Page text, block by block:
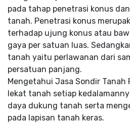
pada tahap penetrasi konus
tanah. Penetrasi konus
terhadap ujung konus atau
gaya per satuan luas.
tanah yaitu perlawanan dari
persatuan panjang.
Mengetahui Jasa Sondir Tanah
lekat tanah setiap
daya dukung tanah serta
pada lapisan tanah keras.